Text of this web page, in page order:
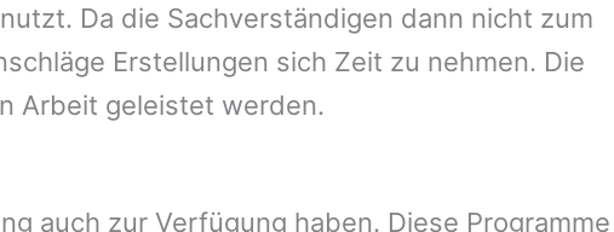
Da die Sachverständigen dann nicht zum
Erstellungen sich Zeit zu nehmen. Die
Arbeit geleistet werden.
auch zur Verfügung haben. Diese Programme